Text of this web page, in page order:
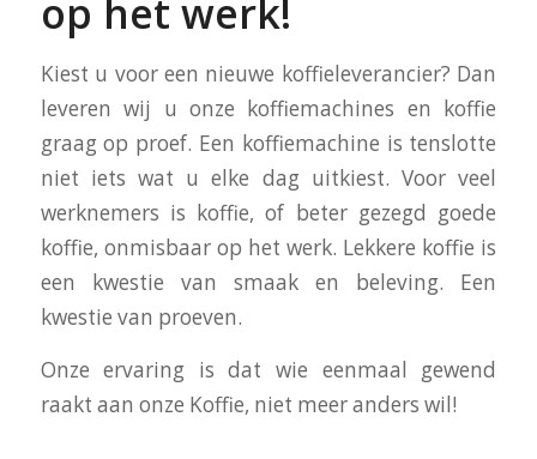
op het werk!
Kiest u voor een nieuwe koffieleverancier? Dan
leveren wij u onze koffiemachines en koffie
graag op proef. Een koffiemachine is tenslotte
niet iets wat u elke dag uitkiest. Voor veel
werknemers is koffie, of beter gezegd goede
koffie, onmisbaar op het werk. Lekkere koffie is
een kwestie van smaak en beleving. Een
kwestie van proeven.
Onze ervaring is dat wie eenmaal gewend
raakt aan onze Koffie, niet meer anders wil!